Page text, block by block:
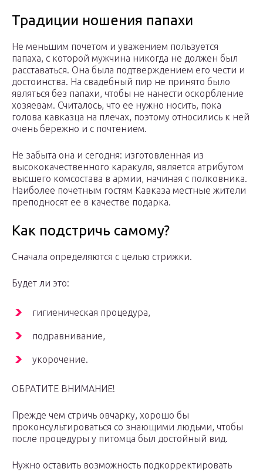
Традиции ношения папахи
Не меньшим почетом и уважением пользуется
папаха, с которой мужчина никогда не должен был
расставаться. Она была подтверждением его чести и
достоинства. На свадебный пир не принято было
являться без папахи, чтобы не нанести оскорбление
хозяевам. Считалось, что ее нужно носить, пока
голова кавказца на плечах, поэтому относились к ней
очень бережно и с почтением.
Не забыта она и сегодня: изготовленная из
высококачественного каракуля, является атрибутом
высшего комсостава в армии, начиная с полковника.
Наиболее почетным гостям Кавказа местные жители
преподносят ее в качестве подарка.
Как подстричь самому?
Сначала определяются с целью стрижки.
Будет ли это:
гигиеническая процедура,
подравнивание,
укорочение.
ОБРАТИТЕ ВНИМАНИЕ!
Прежде чем стричь овчарку, хорошо бы
проконсультироваться со знающими людьми, чтобы
после процедуры у питомца был достойный вид.
Нужно оставить возможность подкорректировать